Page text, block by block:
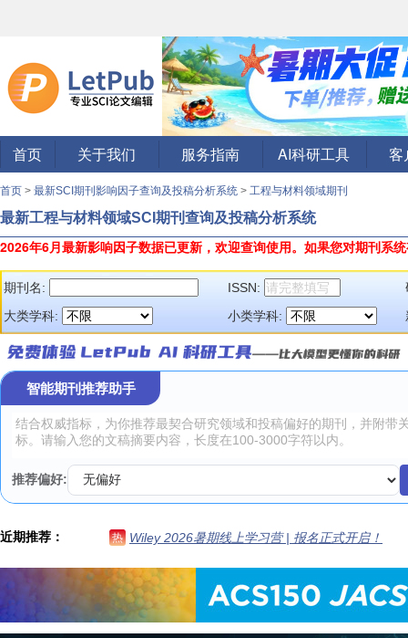
首页 关于我们 服务指南 AI科研工具 客
首页 > 最新SCI期刊影响因子查询及投稿分析系统 > 工程与材料领域期刊
最新工程与材料领域SCI期刊查询及投稿分析系统
2026年6月最新影响因子数据已更新，欢迎查询使用。 如果您对期刊系
期刊名: ISSN:
大类学科:
小类学科:
智能期刊推荐助手
推荐偏好:
近期推荐： 热 Wiley 2026暑期线上学习营 | 报名正式开启！